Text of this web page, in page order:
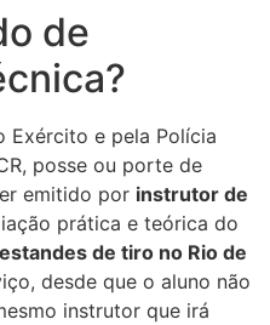
de
Exército e pela Polícia
posse ou porte de
emitido por instrutor de
prática e teórica do
estandes de tiro no Rio de
desde que o aluno não
instrutor que irá